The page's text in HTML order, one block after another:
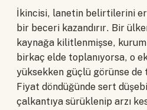
İkincisi, lanetin belirtilerini
bir beceri kazandırır. Bir
kaynağa kilitlenmişse,
birkaç elde toplanıyorsa, o
yüksekken güçlü görünse de
Fiyat döndüğünde sert
çalkantıya sürüklenip arzı